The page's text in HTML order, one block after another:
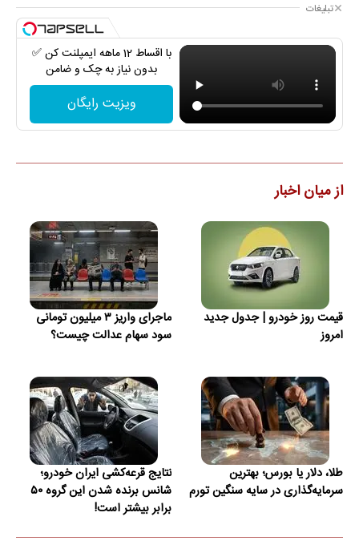
تبلیغات
با اقساط 12 ماهه ایمپلنت کن ✅
بدون نیاز به چک و ضامن
ویزیت رایگان
از میان اخبار
قیمت روز خودرو | جدول جدید
امروز
ماجرای واریز ۳ میلیون تومانی
سود سهام عدالت چیست؟
طلا، دلار یا بورس؛ بهترین
سرمایه‌گذاری در سایه سنگین تورم
نتایج قرعه‌کشی ایران خودرو؛
شانس برنده شدن این گروه ۵۰
برابر بیشتر است!